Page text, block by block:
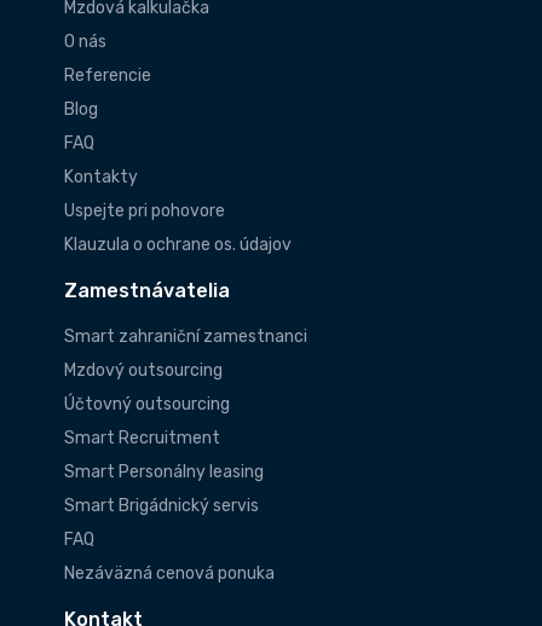
Mzdová kalkulačka
O nás
Referencie
Blog
FAQ
Kontakty
Uspejte pri pohovore
Klauzula o ochrane os. údajov
Zamestnávatelia
Smart zahraniční zamestnanci
Mzdový outsourcing
Účtovný outsourcing
Smart Recruitment
Smart Personálny leasing
Smart Brigádnický servis
FAQ
Nezáväzná cenová ponuka
Kontakt